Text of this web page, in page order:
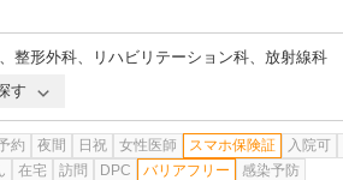
、 整形外科、 リハビリテーション科、 放射線科
す
約 夜間 日祝 女性医師 スマホ保険証 入院可
在宅 訪問 DPC バリアフリー
感染予防